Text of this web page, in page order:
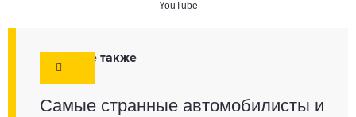
YouTube
Смотрите также
Самые странные автомобилисты и